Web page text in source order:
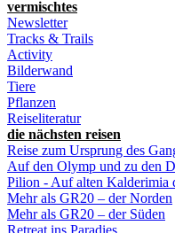
vermischtes
Newsletter
Tracks & Trails
Activity
Bilderwand
Tiere
Pflanzen
Reiseliteratur
die nächsten reisen
Reise zum Ursprung des
Auf den Olymp und zu den
Pilion - Auf alten Kalderimia
Mehr als GR20 – der Norden
Mehr als GR20 – der Süden
Retreat ins Paradies